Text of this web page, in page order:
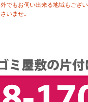
外でもお伺い出来る地域もござ
さいませ。